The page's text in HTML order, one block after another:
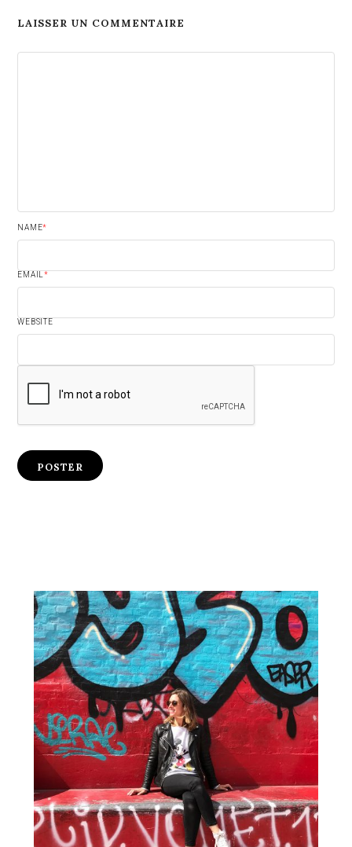
LAISSER UN COMMENTAIRE
NAME*
EMAIL*
WEBSITE